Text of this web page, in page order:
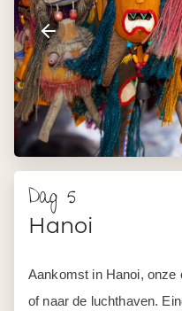
Dag 5
Hanoi
Aankomst in Hanoi, onze
of naar de luchthaven.